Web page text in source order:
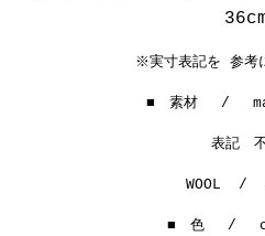
※実寸表記を 参考
■ 素材 /
表記
WOOL /
■ 色 /